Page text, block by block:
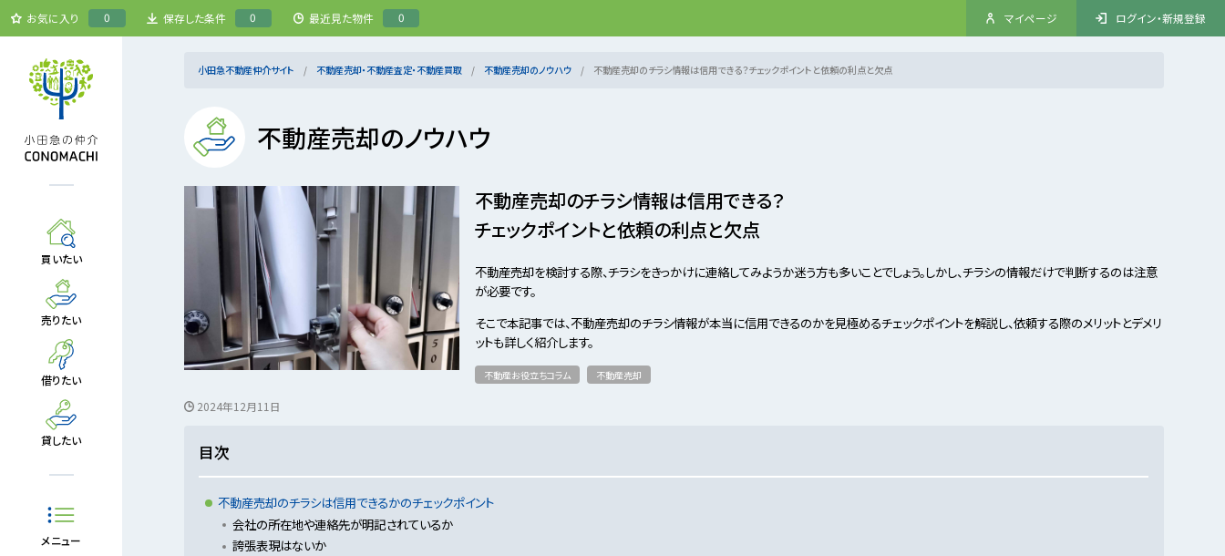
お気に入り 0 保存した条件 0 最近見た物件 0 マイページ ログイン・新規登録
買いたい
売りたい
借りたい
貸したい
メニュー
小田急不動産仲介サイト 不動産売却・不動産査定・不動産買取 不動産売却のノウハウ 不動産売却のチラシ情報は信用できる？チェックポイントと依頼の利点と欠点
不動産売却のノウハウ
不動産売却のチラシ情報は信用できる？
チェックポイントと依頼の利点と欠点
不動産売却を検討する際、チラシをきっかけに連絡してみようか迷う方も多いことでしょう。しかし、チラシの情報だけで判断するのは注意
が必要です。
そこで本記事では、不動産売却のチラシ情報が本当に信用できるのかを見極めるチェックポイントを解説し、依頼する際のメリットとデメリ
ットも詳しく紹介します。
不動産お役立ちコラム 不動産売却
2024年12月11日
目次
不動産売却のチラシは信用できるかのチェックポイント
会社の所在地や連絡先が明記されているか
誇張表現はないか